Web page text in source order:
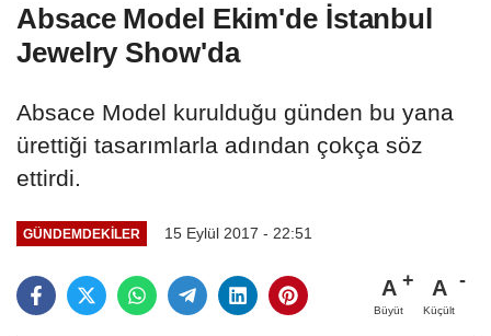
Absace Model Ekim'de İstanbul
Jewelry Show'da
Absace Model kurulduğu günden bu yana
ürettiği tasarımlarla adından çokça söz
ettirdi.
GÜNDEMDEKILER 15 Eylül 2017 - 22:51
A
Büyüt
A
Küçült